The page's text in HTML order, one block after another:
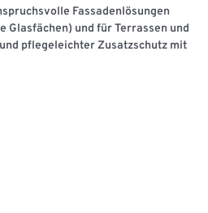
Fassadenlösungen
Glasfächen) und für Terrassen und
pflegeleichter Zusatzschutz mit